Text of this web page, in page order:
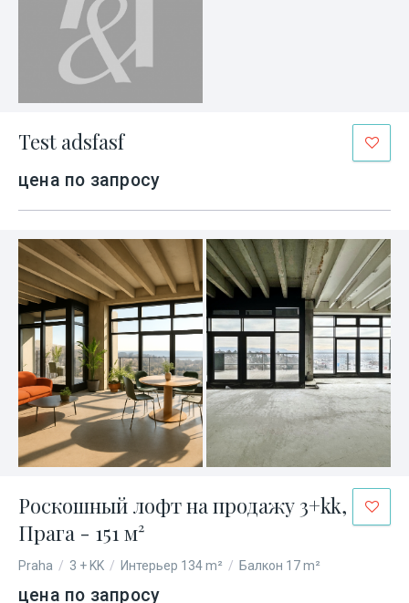
Test adsfasf
цена по запросу
Роскошный лофт на продажу 3+kk,
Прага - 151 м²
Praha / 3 + KK / Интерьер 134 m² / Балкон 17 m²
цена по запросу